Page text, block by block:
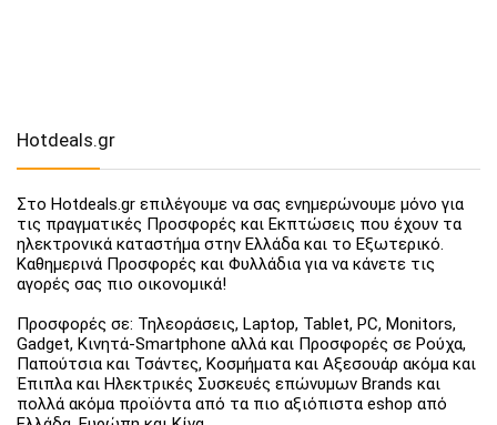
Hotdeals.gr
Στο Hotdeals.gr επιλέγουμε να σας ενημερώνουμε μόνο για
τις πραγματικές Προσφορές και Εκπτώσεις που έχουν τα
ηλεκτρονικά καταστήμα στην Ελλάδα και το Εξωτερικό.
Καθημερινά Προσφορές και Φυλλάδια για να κάνετε τις
αγορές σας πιο οικονομικά!
Προσφορές σε: Τηλεοράσεις, Laptop, Tablet, PC, Monitors,
Gadget, Κινητά-Smartphone αλλά και Προσφορές σε Ρούχα,
Παπούτσια και Τσάντες, Κοσμήματα και Αξεσουάρ ακόμα και
Έπιπλα και Ηλεκτρικές Συσκευές επώνυμων Brands και
πολλά ακόμα προϊόντα από τα πιο αξιόπιστα eshop από